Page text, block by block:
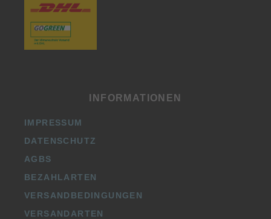
INFORMATIONEN
IMPRESSUM
DATENSCHUTZ
AGBS
BEZAHLARTEN
VERSANDBEDINGUNGEN
VERSANDARTEN